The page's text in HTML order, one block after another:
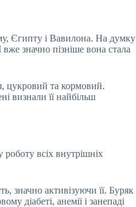
Єгипту і Вавилона. На думку
значно пізніше вона стала
цукровий та кормовий.
визнали її найбільш
всіх внутрішніх
значно активізуючи її. Буряк
діабеті, анемії і занепаді